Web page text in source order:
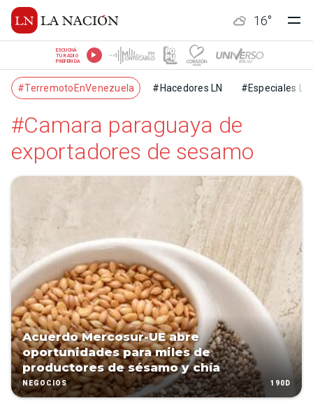
16°
ESCUCHÁ
TU RADIO
PREFERIDA
#TerremotoEnVenezuela #Hacedores LN #Especiales LN
#Camara paraguaya de
exportadores de sesamo
Acuerdo Mercosur-UE abre
oportunidades para miles de
productores de sésamo y chía
NEGOCIOS 190D